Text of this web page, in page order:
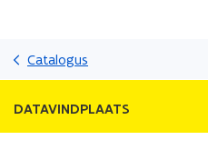
Catalogus
DATAVINDPLAATS